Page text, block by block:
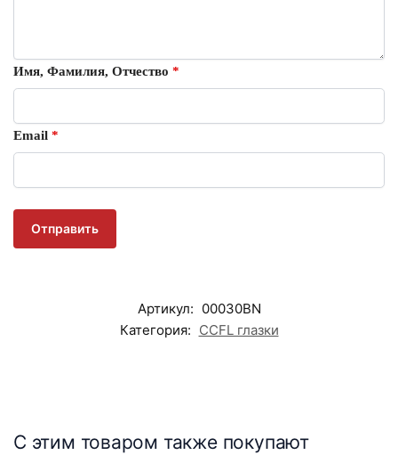
Имя, Фамилия, Отчество *
Email *
Артикул: 00030BN
Категория: CCFL глазки
С этим товаром также покупают